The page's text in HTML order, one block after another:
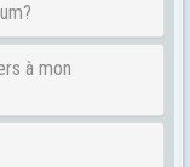
à mon